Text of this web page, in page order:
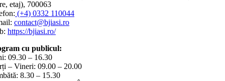
etaj), 700063
(+4) 0332 110044
contact@bjiasi.ro
https://bjiasi.ro/
cu publicul:
09.30 – 16.30
– Vineri: 09.00 – 20.00
8.30 – 15.30